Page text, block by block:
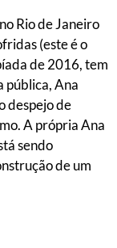
Rio de Janeiro
(este é o
de 2016, tem
pública, Ana
despejo de
A própria Ana
sendo
de um